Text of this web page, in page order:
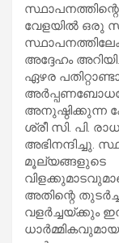
വേളയിൽ ഒരു
അദ്ദേഹം
ഏഴര
അനുഷ്ഠിക്കുന്ന
ശ്രീ സി. പി.
അഭിനന്ദിച്ചു.
മൂല്യങ്ങളുടെ
അതിന്റെ
വളർച്ചയ്ക്കും